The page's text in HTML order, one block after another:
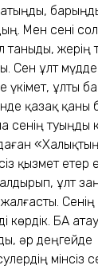
Мен сені
жерің
Сен ұлт
үкімет, ұлты
қазақ қаны
сенің туыңды
қызмет етер
ұлт
Сенің
көрдік. БАҚ
әр деңгейде
мінсіз